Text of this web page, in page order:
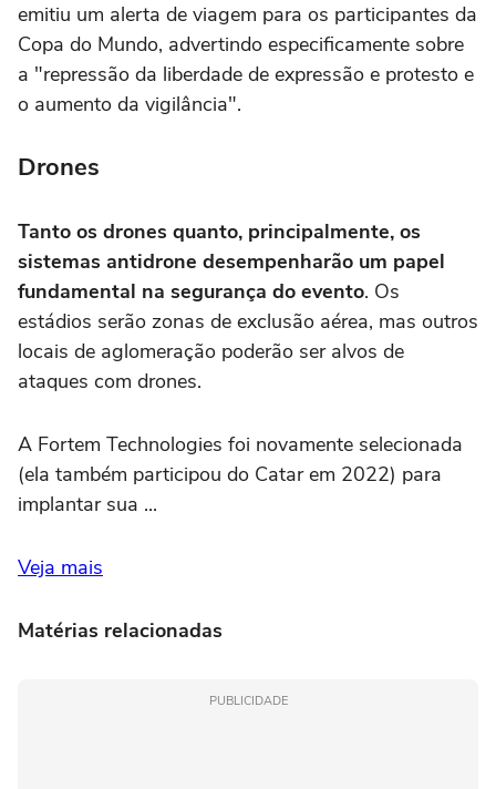
emitiu um alerta de viagem para os participantes da
Copa do Mundo, advertindo especificamente sobre
a "repressão da liberdade de expressão e protesto e
o aumento da vigilância".
Drones
Tanto os drones quanto, principalmente, os
sistemas antidrone desempenharão um papel
fundamental na segurança do evento. Os
estádios serão zonas de exclusão aérea, mas outros
locais de aglomeração poderão ser alvos de
ataques com drones.
A Fortem Technologies foi novamente selecionada
(ela também participou do Catar em 2022) para
implantar sua ...
Veja mais
Matérias relacionadas
PUBLICIDADE